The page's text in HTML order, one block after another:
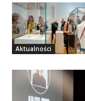
Aktualności